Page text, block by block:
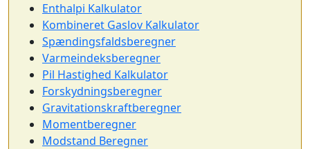
Enthalpi Kalkulator
Kombineret Gaslov Kalkulator
Spændingsfaldsberegner
Varmeindeksberegner
Pil Hastighed Kalkulator
Forskydningsberegner
Gravitationskraftberegner
Momentberegner
Modstand Beregner